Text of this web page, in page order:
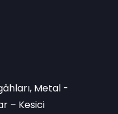
Metal -
– Kesici